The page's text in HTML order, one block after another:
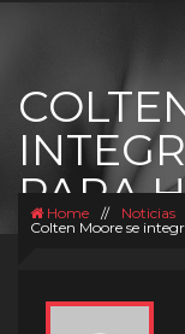
PARA
Home // Noticias
Colten Moore se